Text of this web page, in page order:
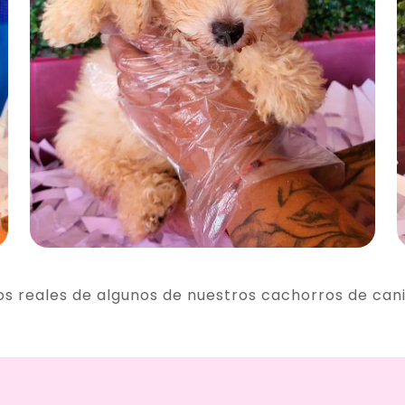
reales de algunos de nuestros cachorros de